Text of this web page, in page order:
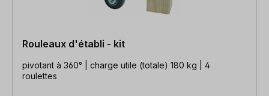
Rouleaux d'établi - kit
pivotant à 360° | charge utile (totale) 180 kg | 4
roulettes